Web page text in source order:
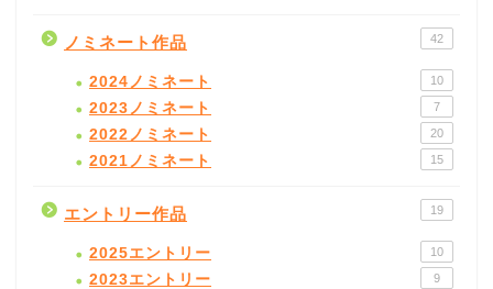
ノミネート作品 42
2024ノミネート 10
2023ノミネート 7
2022ノミネート 20
2021ノミネート 15
エントリー作品 19
2025エントリー 10
2023エントリー 9